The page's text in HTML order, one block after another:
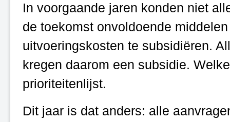
In voorgaande jaren konden niet
de toekomst onvoldoende
uitvoeringskosten te subsidiëren.
kregen daarom een subsidie.
prioriteitenlijst.
Dit jaar is dat anders: alle